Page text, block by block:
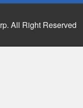
All Right Reserved